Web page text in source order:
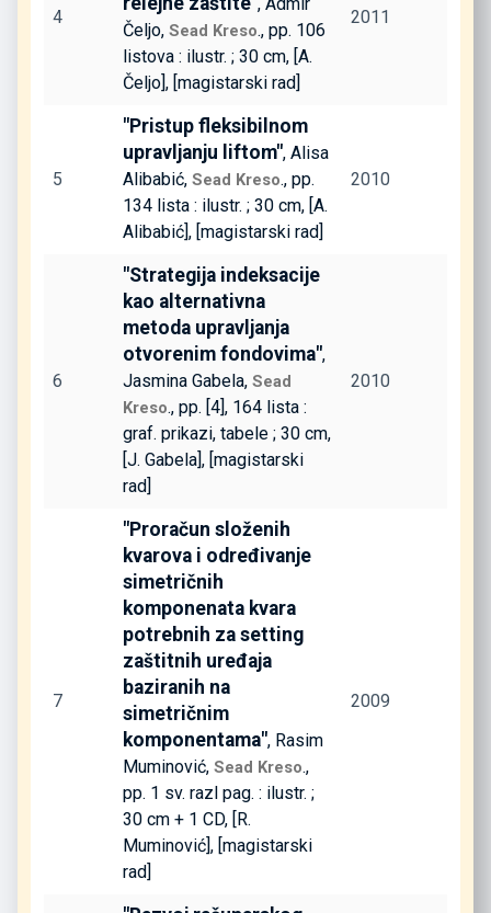
4
Čeljo, Sead Kreso., pp. 106
listova : ilustr. ; 30 cm, [A.
Čeljo], [magistarski rad]
2011
5
"Pristup fleksibilnom
upravljanju liftom", Alisa
Alibabić, Sead Kreso., pp.
134 lista : ilustr. ; 30 cm, [A.
Alibabić], [magistarski rad]
2010
6
"Strategija indeksacije
kao alternativna
metoda upravljanja
otvorenim fondovima",
Jasmina Gabela, Sead
Kreso., pp. [4], 164 lista :
graf. prikazi, tabele ; 30 cm,
[J. Gabela], [magistarski
rad]
2010
7
"Proračun složenih
kvarova i određivanje
simetričnih
komponenata kvara
potrebnih za setting
zaštitnih uređaja
baziranih na
simetričnim
komponentama", Rasim
Muminović, Sead Kreso.,
pp. 1 sv. razl pag. : ilustr. ;
30 cm + 1 CD, [R.
Muminović], [magistarski
rad]
2009